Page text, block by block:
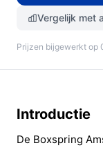
Vergelijk met
Prijzen bijgewerkt
Introductie
De Boxspring